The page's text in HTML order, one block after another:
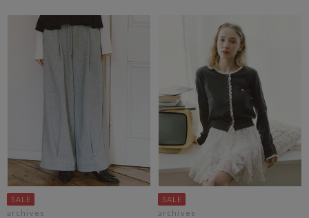
archives archives